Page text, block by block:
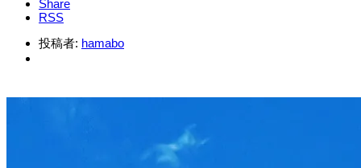
Share
RSS
投稿者: hamabo